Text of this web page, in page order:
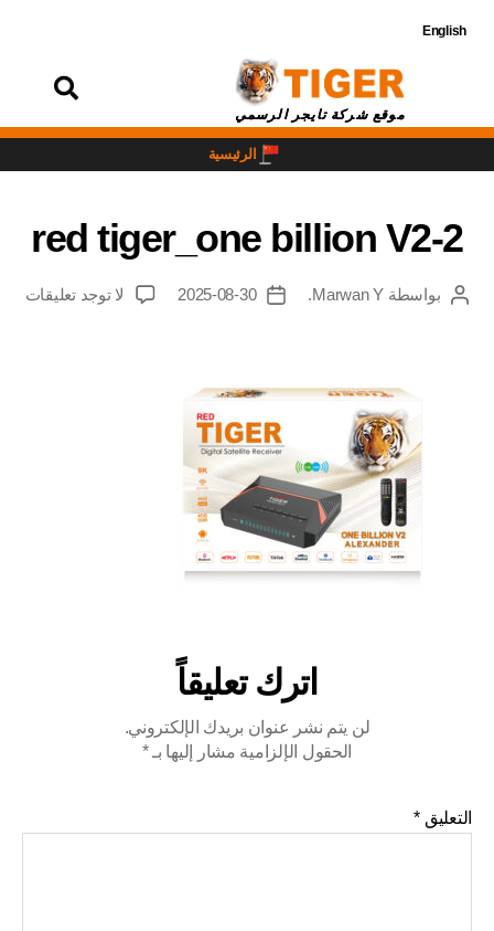
English
موقع شركة تايجر الرسمي
الرئيسية
red tiger_one billion V2-2
بواسطة Marwan Y.
2025-08-30 لا توجد تعليقات
اترك تعليقاً
لن يتم نشر عنوان بريدك الإلكتروني.
الحقول الإلزامية مشار إليها بـ*
التعليق *